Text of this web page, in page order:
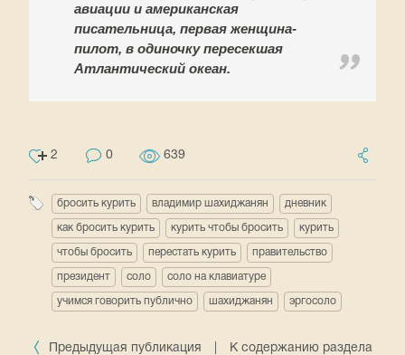
авиации и американская
писательница, первая женщина-
пилот, в одиночку пересекшая
Атлантический океан.
2 0 639
бросить курить владимир шахиджанян дневник
как бросить курить курить чтобы бросить курить
чтобы бросить перестать курить правительство
президент соло соло на клавиатуре
учимся говорить публично шахиджанян эргосоло
Предыдущая публикация
К содержанию раздела